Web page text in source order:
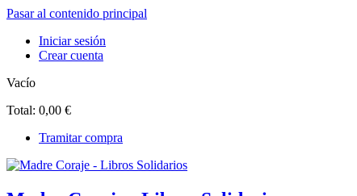
Pasar al contenido principal
Iniciar sesión
Crear cuenta
Vacío
Total: 0,00 €
Tramitar compra